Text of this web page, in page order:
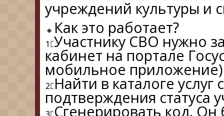
учреждений культуры и
Как это работает?
Участнику СВО нужно
кабинет на портале
мобильное
Найти в каталоге услуг
подтверждения статуса
Сгенерировать код. Он